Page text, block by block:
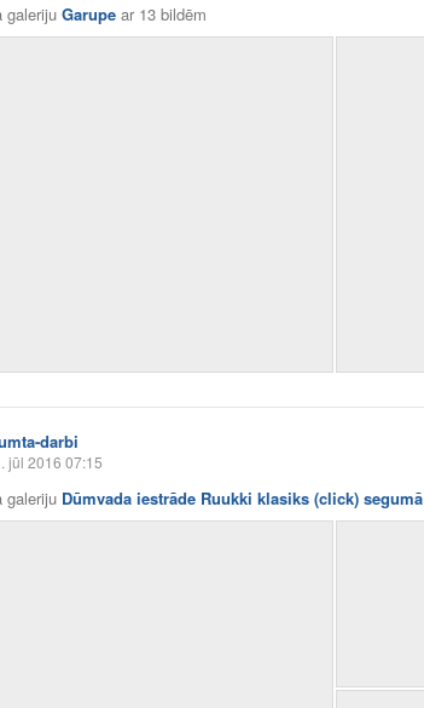
galeriju Garupe ar 13 bildēm
darbi
jūl 2016 07:15
galeriju Dūmvada iestrāde Ruukki klasiks (click) segumā